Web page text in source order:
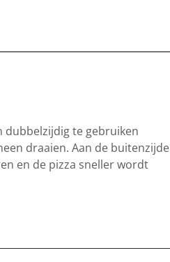
dubbelzijdig te gebruiken
draaien. Aan de buitenzijde
en de pizza sneller wordt